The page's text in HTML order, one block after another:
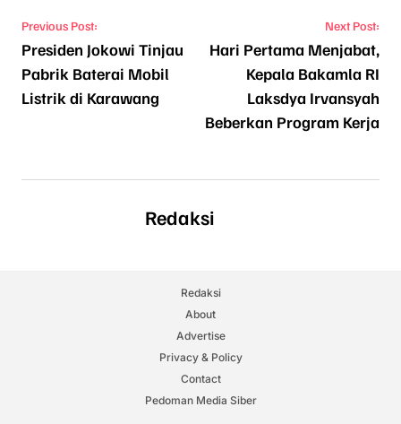
Navigasi pos
Previous Post:
Presiden Jokowi Tinjau
Pabrik Baterai Mobil
Listrik di Karawang
Next Post:
Hari Pertama Menjabat,
Kepala Bakamla RI
Laksdya Irvansyah
Beberkan Program Kerja
Redaksi
Redaksi
About
Advertise
Privacy & Policy
Contact
Pedoman Media Siber